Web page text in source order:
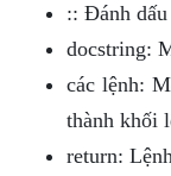
:: Đánh
docstring:
các lệnh:
thành khối
return: